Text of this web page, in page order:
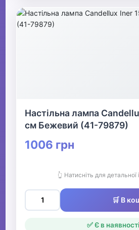
Настільна лампа
см Бежевий (41-79879)
1006 грн
👆 Натисніть для детальної
🛒 В
✅ Є в наявності